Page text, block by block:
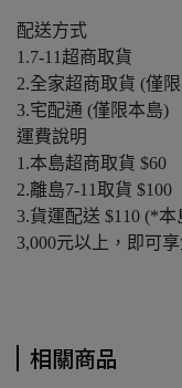
配送方式
1.7-11超商取貨
2.全家超商取貨 (僅
3.宅配通 (僅限本島)
運費說明
1.本島超商取貨 $60
2.離島7-11取貨 $100
3.貨運配送 $110 (*
3,000元以上，即可
相關商品